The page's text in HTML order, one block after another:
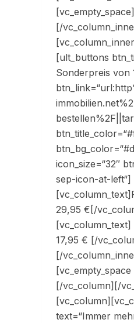
[vc_empty_space]
[/
[ult_buttons
Sonderpreis von
icon_size=“32″
sep-icon-at-left“]
29,95 €[/
17,95 € [/
[/
[vc_empty_space
[/vc_column][/
text=“Immer